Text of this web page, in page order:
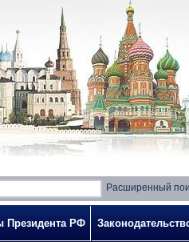
Расширенный
Президента РФ